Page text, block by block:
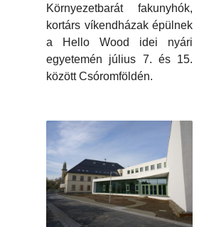
Környezetbarát fakunyhók,
kortárs víkendházak épülnek
a Hello Wood idei nyári
egyetemén július 7. és 15.
között Csóromföldén.